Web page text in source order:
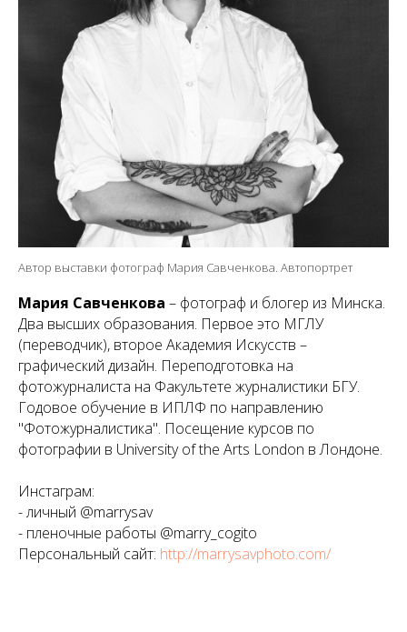
Автор выставки фотограф Мария Савченкова. Автопортрет
Мария Савченкова – фотограф и блогер из Минска.
Два высших образования. Первое это МГЛУ
(переводчик), второе Академия Искусств –
графический дизайн. Переподготовка на
фотожурналиста на Факультете журналистики БГУ.
Годовое обучение в ИПЛФ по направлению
"Фотожурналистика". Посещение курсов по
фотографии в University of the Arts London в Лондоне.
Инстаграм:
- личный @marrysav
- пленочные работы @marry_cogito
Персональный сайт: http://marrysavphoto.com/